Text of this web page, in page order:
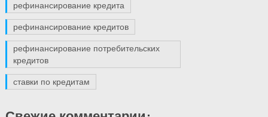
рефинансирование кредита
рефинансирование кредитов
рефинансирование потребительских
кредитов
ставки по кредитам